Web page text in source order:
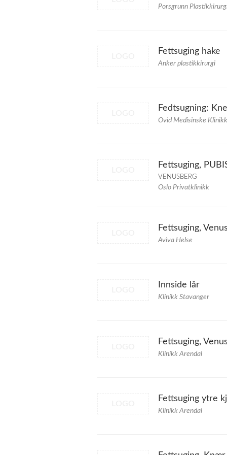
Porsgrunn
Fettsuging hake
Anker plastikkirurgi
Fedtsugning: Kne
Ovid Medisinske Klinikk
Fettsuging,
VENUSBERG
Oslo Privatklinikk
Fettsuging,
Aviva Helse
Innside lår
Klinikk Stavanger
Fettsuging,
Klinikk Arendal
Fettsuging ytre
Klinikk Arendal